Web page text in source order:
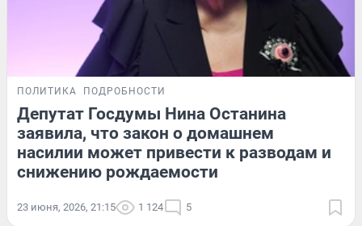
ПОЛИТИКА ПОДРОБНОСТИ
Депутат Госдумы Нина Останина
заявила, что закон о домашнем
насилии может привести к разводам и
снижению рождаемости
23 июня, 2026, 21:15 1 124 5